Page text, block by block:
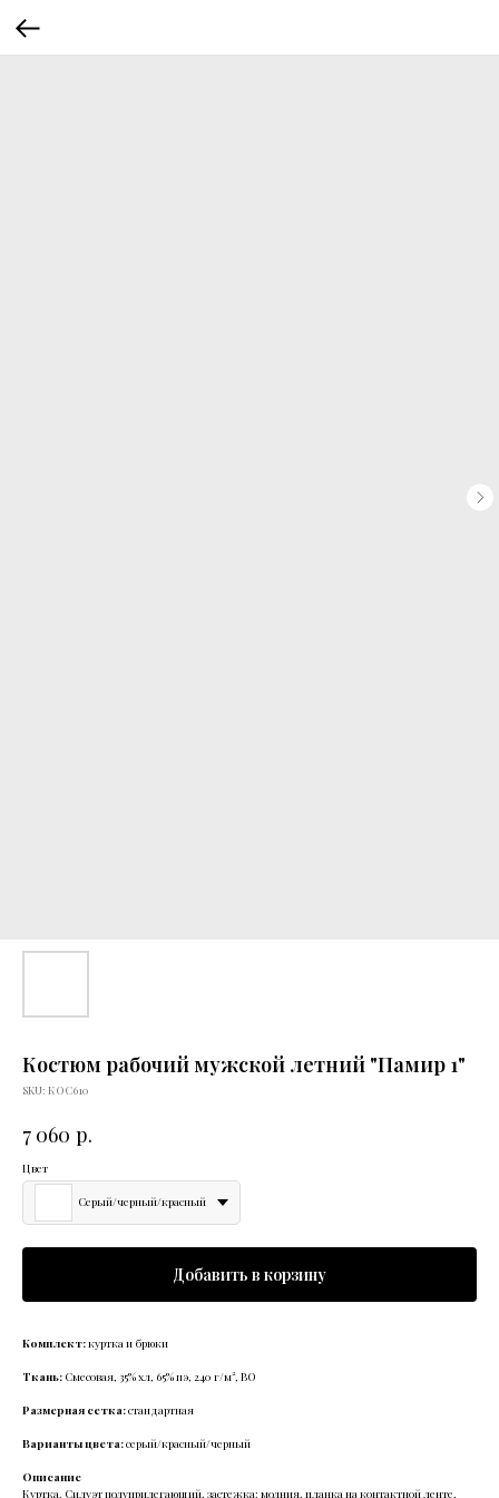
Костюм рабочий мужской летний "Памир 1"
SKU: КОС610
7 060 р.
Цвет
Серый/черный/красный
Добавить в корзину
Комплект:куртка и брюки
Ткань: Смесовая, 35% хл, 65% пэ, 240 г/м², ВО
Размерная сетка:стандартная
Варианты цвета:серый/красный/черный
Описание
Куртка. Силуэт полуприлегающий, застежка: молния, планка на контактной ленте,